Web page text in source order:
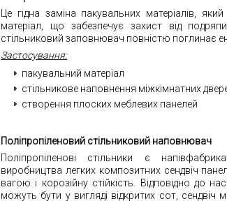
Це гідна заміна пакувальних матеріалів,
матеріал, що забезпечує захист від
стільниковий заповнювач повністю поглинає
Застосування:
пакувальний матеріал
стільникове наповнення міжкімнатних
створення плоских меблевих панелей
Поліпропіленовий стільниковий наповнювач
Поліпропіленові стільники є
виробництва легких композитних сендвіч
вагою і корозійну стійкість. Відповідно до
можуть бути у вигляді відкритих сот,